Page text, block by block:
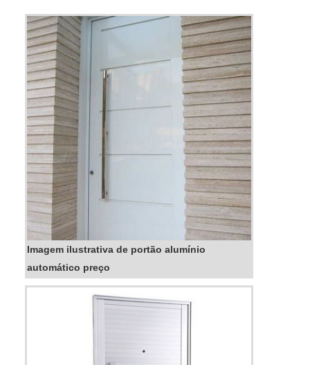
Imagem ilustrativa de portão alumínio
automático preço